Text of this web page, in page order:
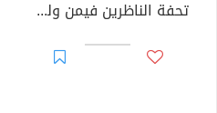
تحفة الناظرين فيمن ولى مصر من الملوك والسلاطين